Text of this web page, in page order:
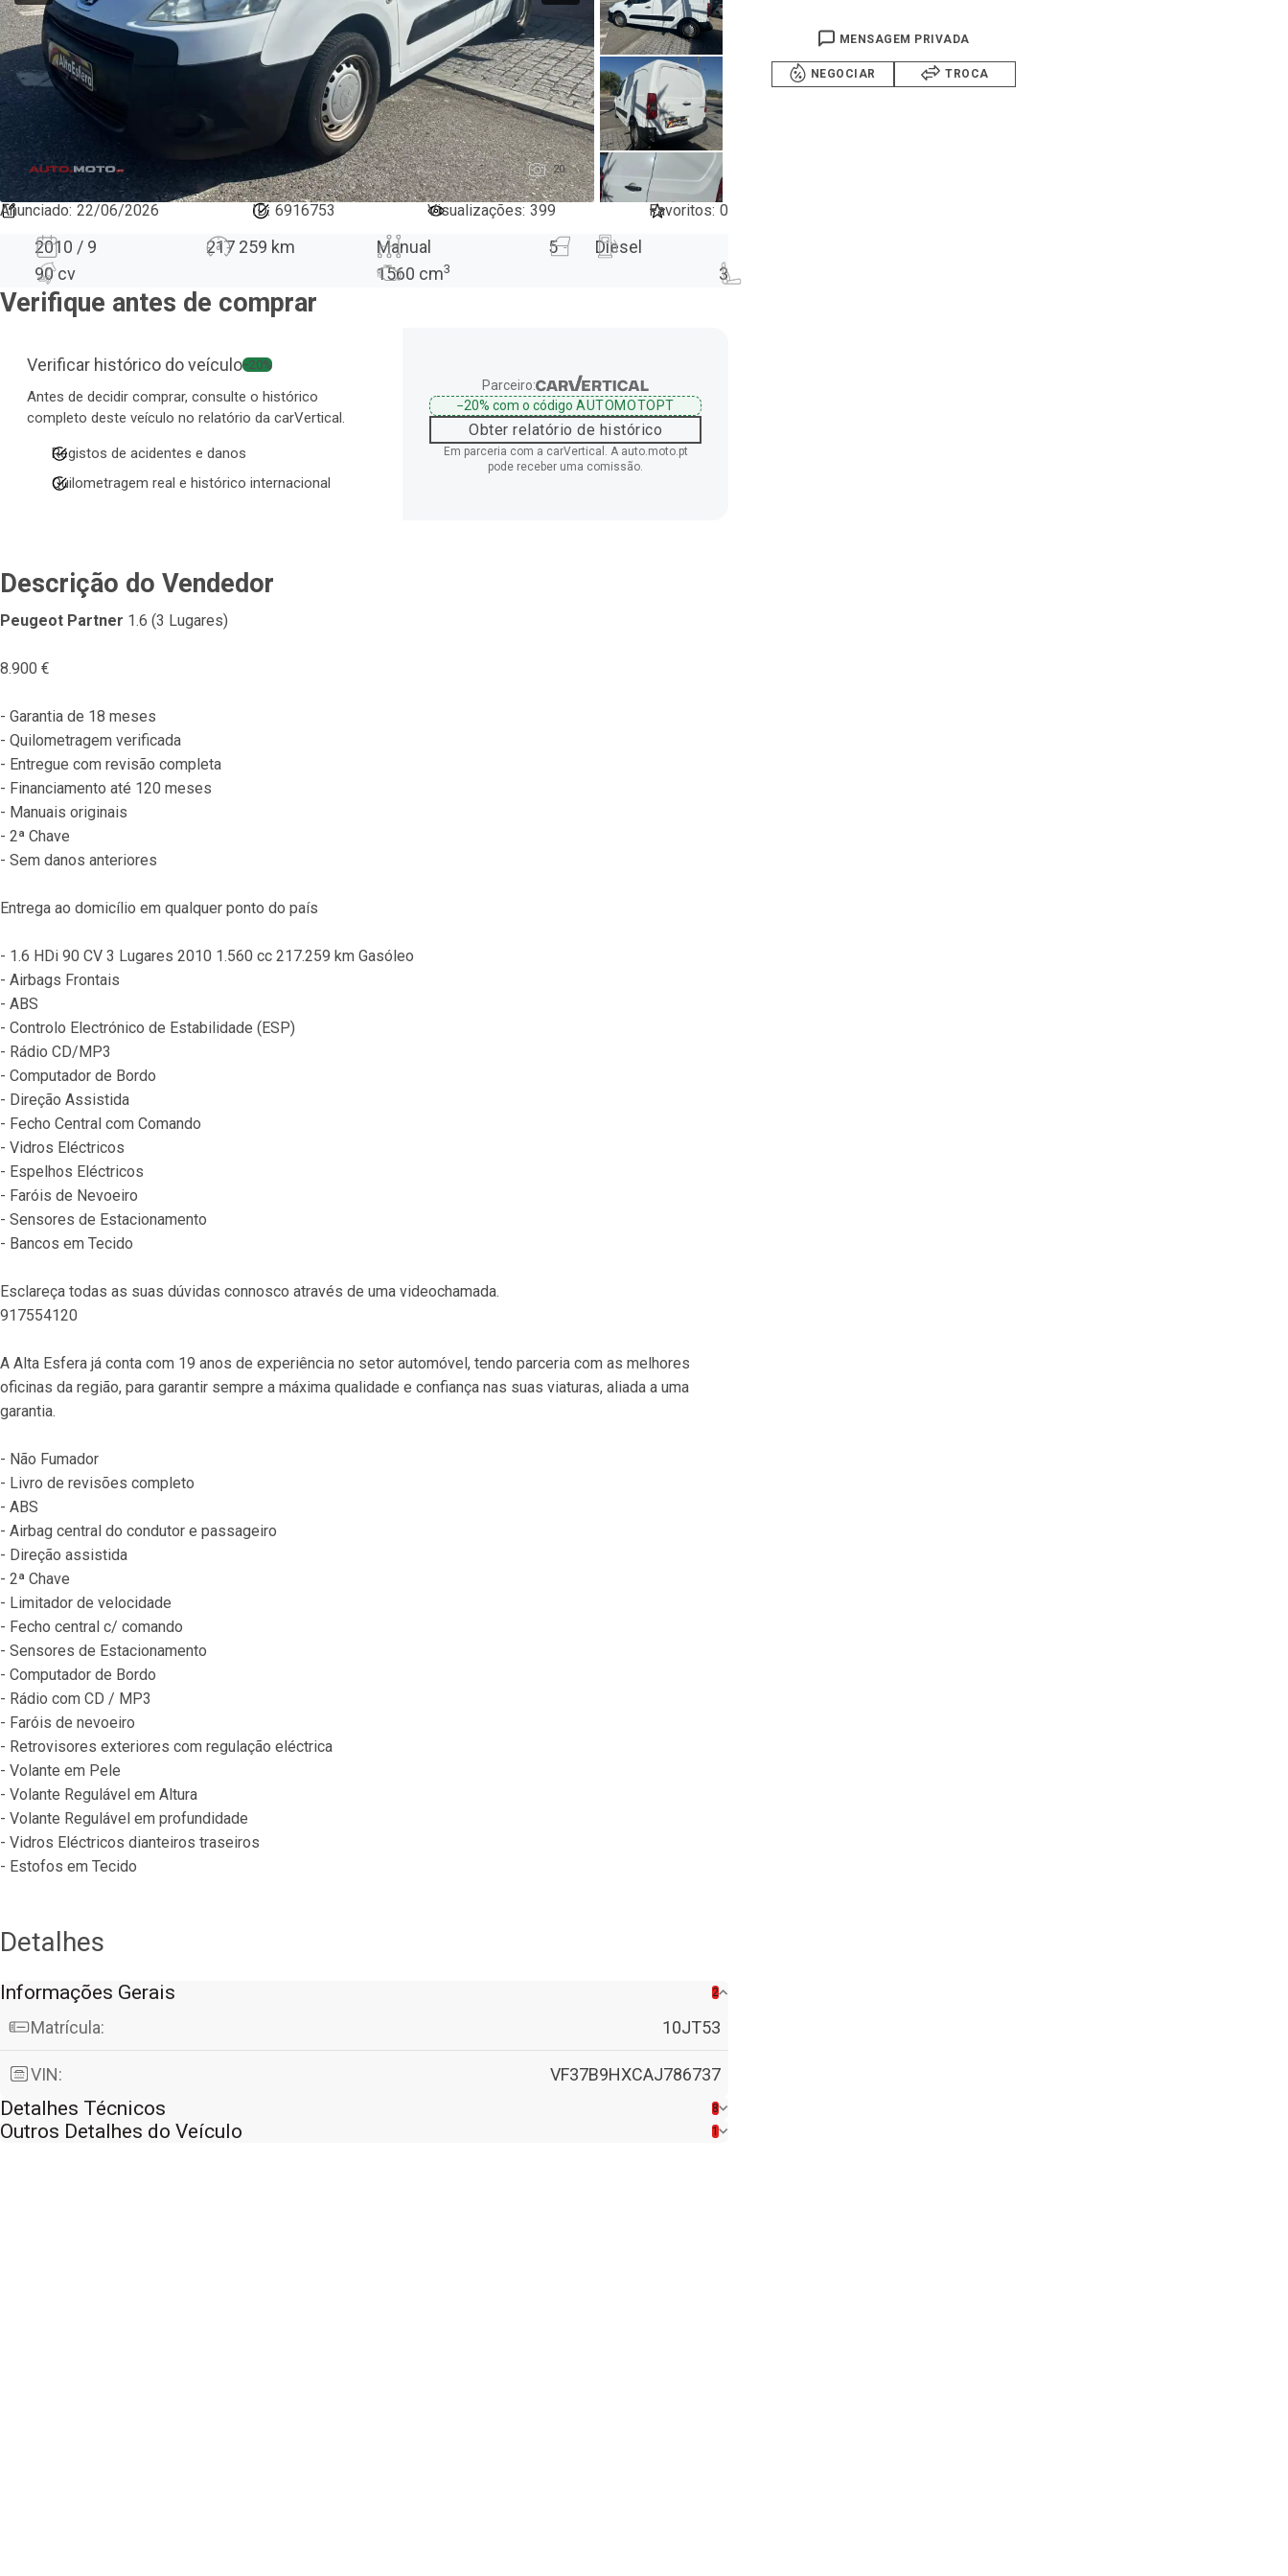
20
Anunciado: 22/06/2026 ID: 6916753 Visualizações: 399 Favoritos: 0
2010 / 9 217 259 km Manual 5
Diesel
90 cv
1560 cm3 3
Verifique antes de comprar
Verificar histórico do veículo−20%
Antes de decidir comprar, consulte o histórico
completo deste veículo no relatório da carVertical.
Registos de acidentes e danos
Quilometragem real e histórico internacional
Parceiro:
−20%com o código AUTOMOTOPT
Obter relatório de histórico
Em parceria com a carVertical. A auto.moto.pt
pode receber uma comissão.
Descrição do Vendedor
Peugeot Partner 1.6 (3 Lugares)
8.900 €
- Garantia de 18 meses
- Quilometragem verificada
- Entregue com revisão completa
- Financiamento até 120 meses
- Manuais originais
- 2ª Chave
- Sem danos anteriores
Entrega ao domicílio em qualquer ponto do país
- 1.6 HDi 90 CV 3 Lugares 2010 1.560 cc 217.259 km Gasóleo
- Airbags Frontais
- ABS
- Controlo Electrónico de Estabilidade (ESP)
- Rádio CD/MP3
- Computador de Bordo
- Direção Assistida
- Fecho Central com Comando
- Vidros Eléctricos
- Espelhos Eléctricos
- Faróis de Nevoeiro
- Sensores de Estacionamento
- Bancos em Tecido
Esclareça todas as suas dúvidas connosco através de uma videochamada.
917554120
A Alta Esfera já conta com 19 anos de experiência no setor automóvel, tendo parceria com as melhores
oficinas da região, para garantir sempre a máxima qualidade e confiança nas suas viaturas, aliada a uma
garantia.
- Não Fumador
- Livro de revisões completo
- ABS
- Airbag central do condutor e passageiro
- Direção assistida
- 2ª Chave
- Limitador de velocidade
- Fecho central c/ comando
- Sensores de Estacionamento
- Computador de Bordo
- Rádio com CD / MP3
- Faróis de nevoeiro
- Retrovisores exteriores com regulação eléctrica
- Volante em Pele
- Volante Regulável em Altura
- Volante Regulável em profundidade
- Vidros Eléctricos dianteiros traseiros
- Estofos em Tecido
Detalhes
Informações Gerais 2
Matrícula: 10JT53
VIN: VF37B9HXCAJ786737
Detalhes Técnicos 8
Outros Detalhes do Veículo 1
MENSAGEM PRIVADA
NEGOCIAR TROCA